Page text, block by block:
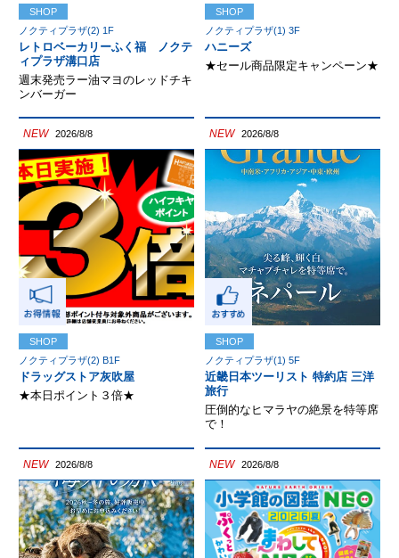
SHOP
ノクティプラザ(2) 1F
レトロベーカリーふく福 ノクテ
ィプラザ溝口店
週末発売ラー油マヨのレッドチキ
ンバーガー
SHOP
ノクティプラザ(1) 3F
ハニーズ
★セール商品限定キャンペーン★
NEW 2026/8/8
SHOP
ノクティプラザ(2) B1F
ドラッグストア灰吹屋
★本日ポイント３倍★
NEW 2026/8/8
SHOP
ノクティプラザ(1) 5F
近畿日本ツーリスト 特約店 三洋
旅行
圧倒的なヒマラヤの絶景を特等席
で！
NEW 2026/8/8 NEW 2026/8/8